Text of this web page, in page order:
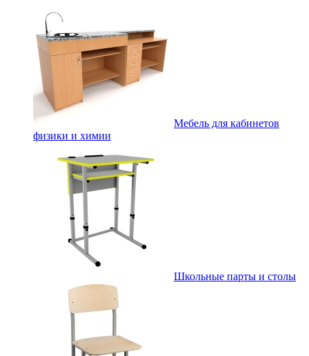
Мебель для кабинетов
физики и химии
Школьные парты и столы